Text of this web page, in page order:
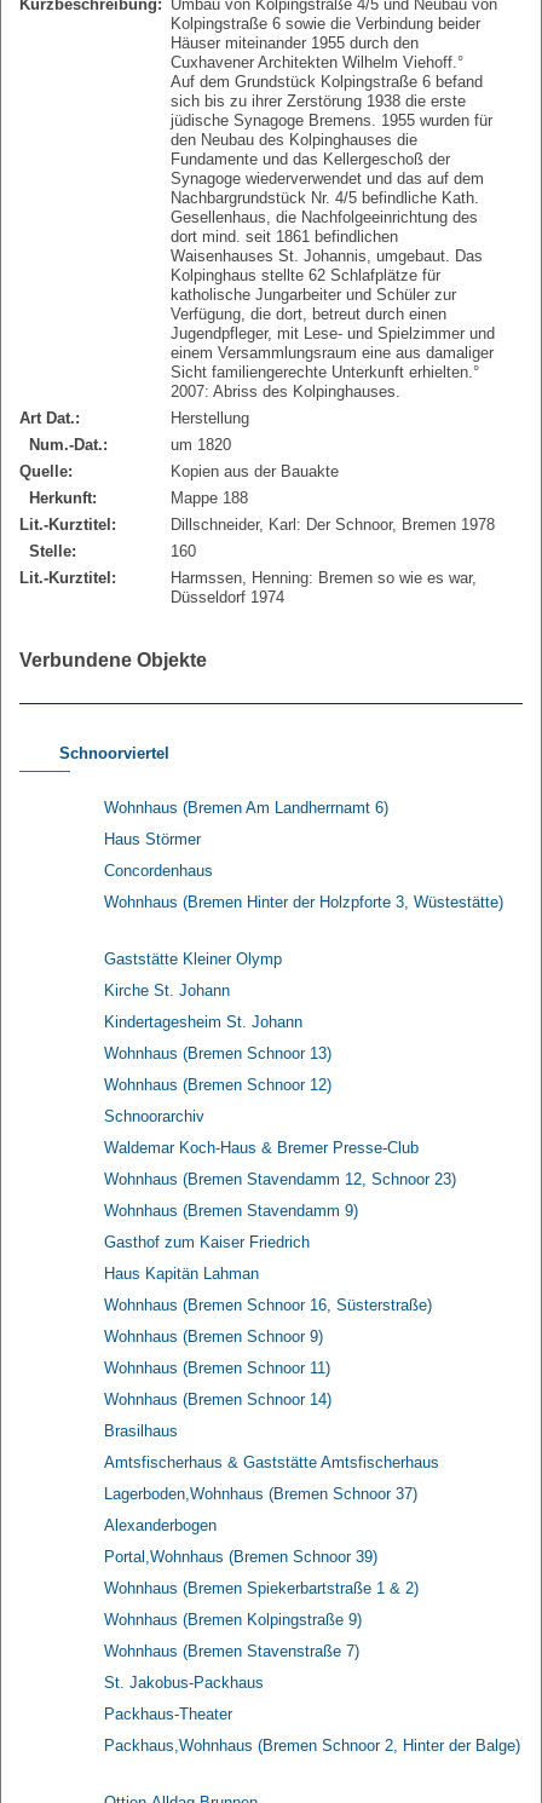
Kurzbeschreibung: Umbau von Kolpingstraße 4/5 und Neubau von
Kolpingstraße 6 sowie die Verbindung beider
Häuser miteinander 1955 durch den
Cuxhavener Architekten Wilhelm Viehoff.°
Auf dem Grundstück Kolpingstraße 6 befand
sich bis zu ihrer Zerstörung 1938 die erste
jüdische Synagoge Bremens. 1955 wurden für
den Neubau des Kolpinghauses die
Fundamente und das Kellergeschoß der
Synagoge wiederverwendet und das auf dem
Nachbargrundstück Nr. 4/5 befindliche Kath.
Gesellenhaus, die Nachfolgeeinrichtung des
dort mind. seit 1861 befindlichen
Waisenhauses St. Johannis, umgebaut. Das
Kolpinghaus stellte 62 Schlafplätze für
katholische Jungarbeiter und Schüler zur
Verfügung, die dort, betreut durch einen
Jugendpfleger, mit Lese- und Spielzimmer und
einem Versammlungsraum eine aus damaliger
Sicht familiengerechte Unterkunft erhielten.°
2007: Abriss des Kolpinghauses.
Art Dat.:
Herstellung
Num.-Dat.:
um 1820
Quelle:
Kopien aus der Bauakte
Herkunft:
Mappe 188
Lit.-Kurztitel:
Dillschneider, Karl: Der Schnoor, Bremen 1978
Stelle:
160
Lit.-Kurztitel:
Harmssen, Henning: Bremen so wie es war,
Düsseldorf 1974
Verbundene Objekte
Schnoorviertel
Wohnhaus (Bremen Am Landherrnamt 6)
Haus Störmer
Concordenhaus
Wohnhaus (Bremen Hinter der Holzpforte 3, Wüstestätte)
Gaststätte Kleiner Olymp
Kirche St. Johann
Kindertagesheim St. Johann
Wohnhaus (Bremen Schnoor 13)
Wohnhaus (Bremen Schnoor 12)
Schnoorarchiv
Waldemar Koch-Haus & Bremer Presse-Club
Wohnhaus (Bremen Stavendamm 12, Schnoor 23)
Wohnhaus (Bremen Stavendamm 9)
Gasthof zum Kaiser Friedrich
Haus Kapitän Lahman
Wohnhaus (Bremen Schnoor 16, Süsterstraße)
Wohnhaus (Bremen Schnoor 9)
Wohnhaus (Bremen Schnoor 11)
Wohnhaus (Bremen Schnoor 14)
Brasilhaus
Amtsfischerhaus & Gaststätte Amtsfischerhaus
Lagerboden,Wohnhaus (Bremen Schnoor 37)
Alexanderbogen
Portal,Wohnhaus (Bremen Schnoor 39)
Wohnhaus (Bremen Spiekerbartstraße 1 & 2)
Wohnhaus (Bremen Kolpingstraße 9)
Wohnhaus (Bremen Stavenstraße 7)
St. Jakobus-Packhaus
Packhaus-Theater
Packhaus,Wohnhaus (Bremen Schnoor 2, Hinter der Balge)